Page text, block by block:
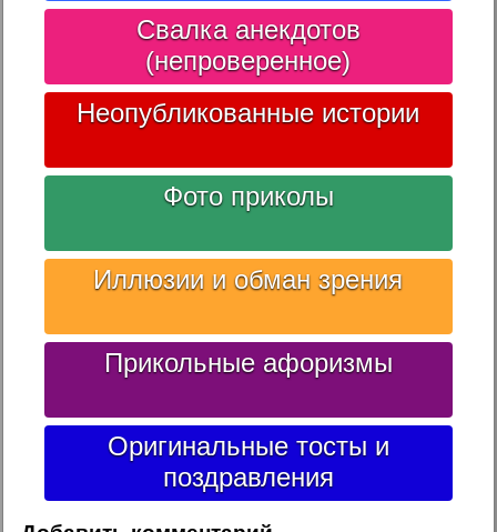
Свалка анекдотов
(непроверенное)
Неопубликованные истории
Фото приколы
Иллюзии и обман зрения
Прикольные афоризмы
Оригинальные тосты и
поздравления